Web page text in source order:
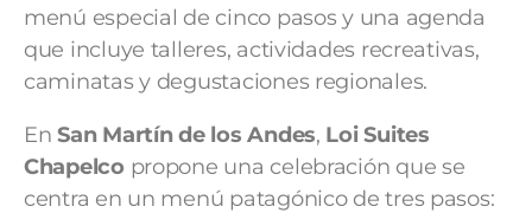
menú especial de cinco pasos y una agenda
que incluye talleres, actividades recreativas,
caminatas y degustaciones regionales.
EnSan Martín de los Andes, Loi Suites
Chapelco propone una celebración que se
centra en un menú patagónico de tres pasos: